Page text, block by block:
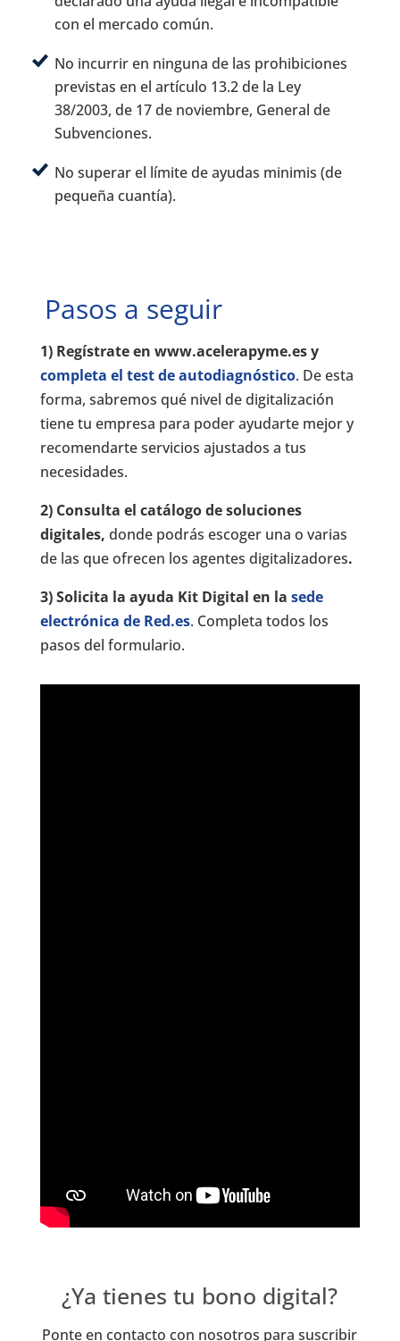
con el mercado común.
No incurrir en ninguna de las prohibiciones
previstas en el artículo 13.2 de la Ley
38/2003, de 17 de noviembre, General de
Subvenciones.
No superar el límite de ayudas minimis (de
pequeña cuantía).
Pasos a seguir
1) Regístrate en www.acelerapyme.es y
completa el test de autodiagnóstico. De esta
forma, sabremos qué nivel de digitalización
tiene tu empresa para poder ayudarte mejor y
recomendarte servicios ajustados a tus
necesidades.
2) Consulta el catálogo de soluciones
digitales, donde podrás escoger una o varias
de las que ofrecen los agentes digitalizadores.
3) Solicita la ayuda Kit Digital en la sede
electrónica de Red.es. Completa todos los
pasos del formulario.
¿Ya tienes tu bono digital?
Ponte en contacto con nosotros para suscribir